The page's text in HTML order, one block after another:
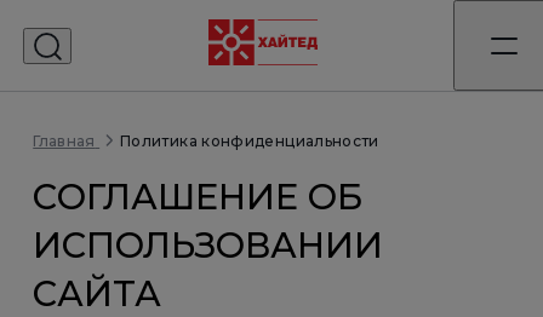
Главная Политика конфиденциальности
CОГЛАШЕНИЕ ОБ
ИСПОЛЬЗОВАНИИ
САЙТА